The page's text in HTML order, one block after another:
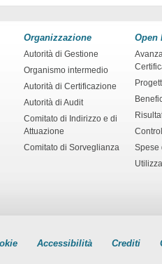
Organizzazione
Autorità di Gestione
Organismo intermedio
Autorità di Certificazione
Autorità di Audit
Comitato di Indirizzo e di
Attuazione
Comitato di Sorveglianza
Open
Spese
Accessibilità Crediti